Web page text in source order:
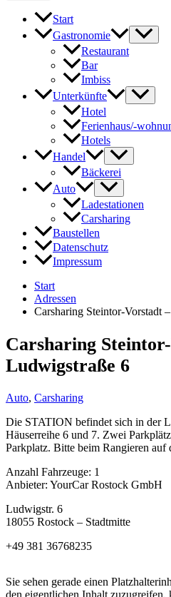
Start
Gastronomie
Restaurant
Bar
Imbiss
Unterkünfte
Hotel
Ferienhaus/-
Hotels
Handel
Bäckerei
Auto
Ladestationen
Carsharing
Baustellen
Datenschutz
Impressum
Start
Adressen
Carsharing Steintor-Vorstadt
Carsharing
Ludwigstraße 6
Auto, Carsharing
Die STATION befindet sich in der
Häuserreihe 6 und 7. Zwei
Parkplatz. Bitte beim Rangieren auf
Anzahl Fahrzeuge: 1
Anbieter: YourCar Rostock GmbH
Ludwigstr. 6
18055 Rostock – Stadtmitte
+49 381 36768235
Sie sehen gerade einen